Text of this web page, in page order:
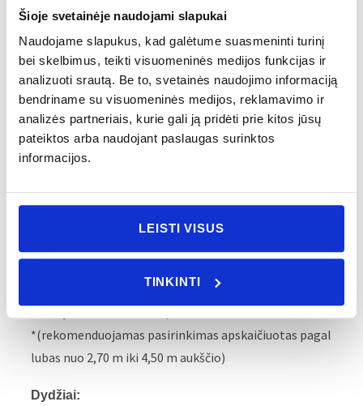
Šioje svetainėje naudojami slapukai
Naudojame slapukus, kad galėtume suasmeninti turinį
bei skelbimus, teikti visuomeninės medijos funkcijas ir
analizuoti srautą. Be to, svetainės naudojimo informaciją
bendriname su visuomeninės medijos, reklamavimo ir
analizės partneriais, kurie gali ją pridėti prie kitos jūsų
pateiktos arba naudojant paslaugas surinktos
informacijos.
LEISTI VISUS
TINKINTI
mažose erdvėse.
Norint, kad kvapas pasklistų plačiai erdvėje,
rekomenduojame:
kambariams nuo 5 iki 10 kvadratinių metrų* 1 arba 2
buteliai po 250 ml
kambariams nuo 10 iki 20 kvadratinių metrų* 1 arba
dideliems kambariams, didesniems nei 50 kvadratinių
*(rekomenduojamas pasirinkimas apskaičiuotas pagal
lubas nuo 2,70 m iki 4,50 m aukščio)
Dydžiai: